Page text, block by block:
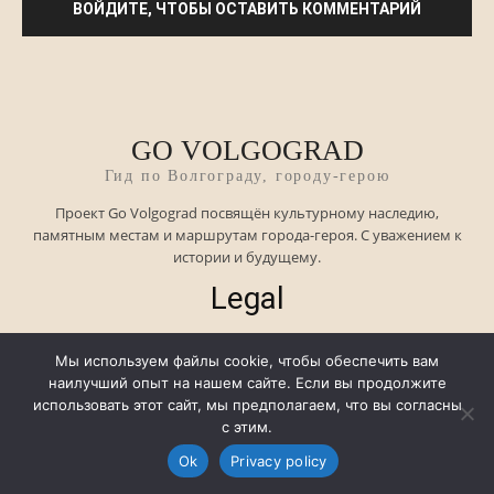
GO VOLGOGRAD
Гид по Волгограду, городу-герою
Проект Go Volgograd посвящён культурному наследию,
памятным местам и маршрутам города-героя. С уважением к
истории и будущему.
Legal
Imprint
Privacy Policy
Мы используем файлы cookie, чтобы обеспечить вам
наилучший опыт на нашем сайте. Если вы продолжите
использовать этот сайт, мы предполагаем, что вы согласны
с этим.
Ok
Privacy policy